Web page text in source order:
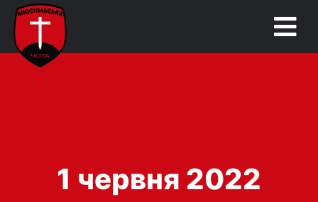
1 червня 2022